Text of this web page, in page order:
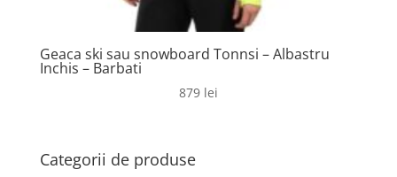
Geaca ski sau snowboard Tonnsi – Albastru
Inchis – Barbati
879 lei
Categorii de produse